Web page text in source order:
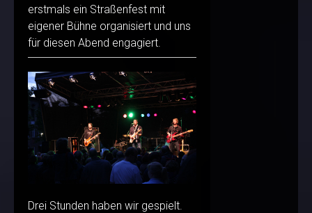
erstmals ein Straßenfest mit
eigener Bühne organisiert und uns
für diesen Abend engagiert.
Drei Stunden haben wir gespielt.